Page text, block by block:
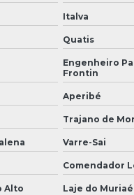
Italva
Quatis
Engenheiro
Frontin
Aperibé
Trajano de
Varre-Sai
Comendador
Alto Laje do Muriaé